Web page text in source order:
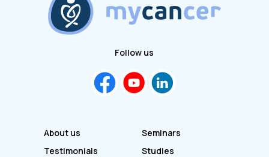
About us
Testimonials
Seminars
Studies
Follow us